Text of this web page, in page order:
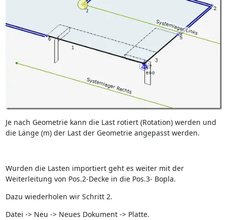
Je nach Geometrie kann die Last rotiert (Rotation) werden und
die Länge (m) der Last der Geometrie angepasst werden.
Wurden die Lasten importiert geht es weiter mit der
Weiterleitung von Pos.2-Decke in die Pos.3- Bopla.
Dazu wiederholen wir Schritt 2.
Datei -> Neu -> Neues Dokument -> Platte.